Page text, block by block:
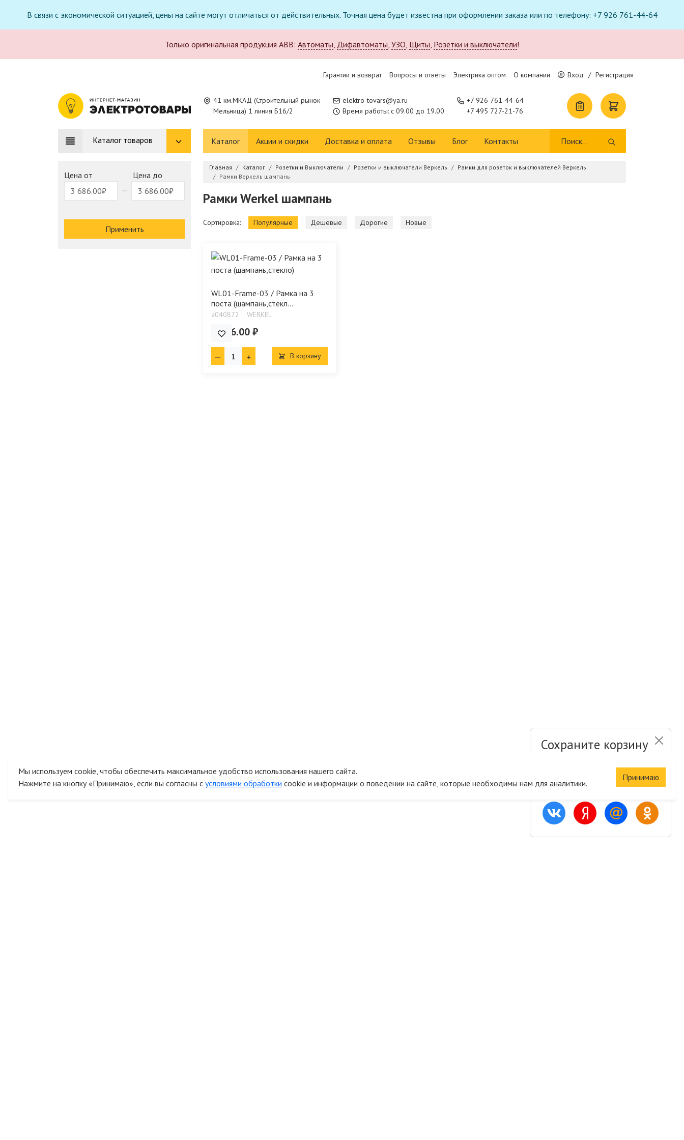
В связи с экономической ситуацией, цены на сайте могут отличаться от действительных. Точная цена будет известна при оформлении заказа или по телефону: +7 926 761-44-64
Только оригинальная продукция ABB: Автоматы, Дифавтоматы, УЗО, Щиты, Розетки и выключатели!
Гарантии и возврат Вопросы и ответы Электрика оптом О компании Вход / Регистрация
41 км.МКАД (Строительный рынок
Мельница) 1 линия Б16/2
elektro-tovars@ya.ru
Время работы: с 09.00 до 19.00
+7 926 761-44-64
+7 495 727-21-76
Каталог товаров Каталог Акции и скидки Доставка и оплата Отзывы Блог Контакты
Цена от Цена до
Применить
Главная Каталог Розетки и Выключатели Розетки и выключатели Веркель
Рамки для розеток и выключателей Веркель
Рамки Веркель шампань
Рамки Werkel шампань
Сортировка: Популярные Дешевые Дорогие Новые
WL01-Frame-03 / Рамка на 3
поста (шампань,стекл...
a040872 WERKEL
3 686.00 ₽
В корзину
Сохраните корзину
Быстрая авторизация на сайте
Мы используем cookie, чтобы обеспечить максимальное удобство использования нашего сайта.
Нажмите на кнопку «Принимаю», если вы согласны с условиями обработки cookie и информации о поведении на сайте, которые необходимы нам для аналитики.
Принимаю